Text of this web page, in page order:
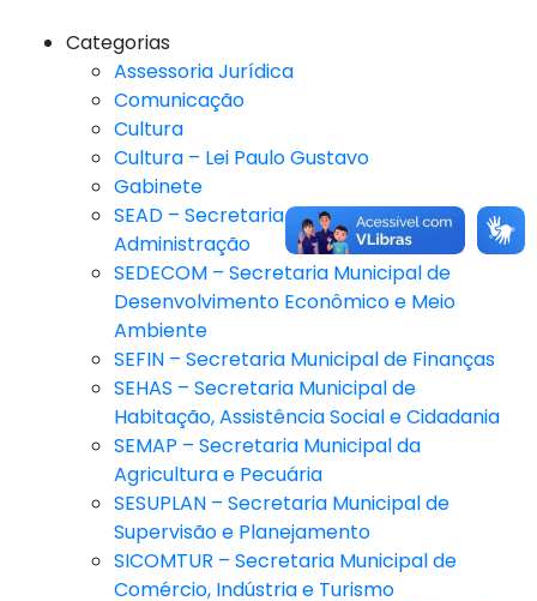
Categorias
Assessoria Jurídica
Comunicação
Cultura
Cultura – Lei Paulo Gustavo
Gabinete
SEAD – Secretaria Municipal de
Administração
SEDECOM – Secretaria Municipal de
Desenvolvimento Econômico e Meio
Ambiente
SEFIN – Secretaria Municipal de Finanças
SEHAS – Secretaria Municipal de
Habitação, Assistência Social e Cidadania
SEMAP – Secretaria Municipal da
Agricultura e Pecuária
SESUPLAN – Secretaria Municipal de
Supervisão e Planejamento
SICOMTUR – Secretaria Municipal de
Comércio, Indústria e Turismo